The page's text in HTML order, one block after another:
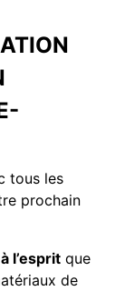
tous les
prochain
l’esprit que
de